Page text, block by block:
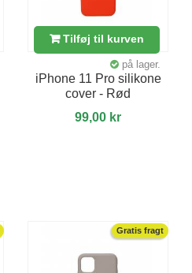
Tilføj til kurven
på lager.
iPhone 11 Pro silikone
cover - Rød
99,00 kr
Gratis fragt